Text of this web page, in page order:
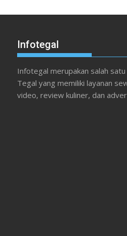
Infotegal
Infotegal merupakan salah
Tegal yang memiliki layanan
video, review kuliner, dan